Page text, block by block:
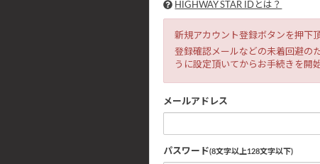
HIGHWAY STAR IDとは？
新規アカウント登録ボタンを押下
登録確認メールなどの未着回避の
うに設定頂いてからお手続きを開
メールアドレス
パスワード(8文字以上128文字以下)